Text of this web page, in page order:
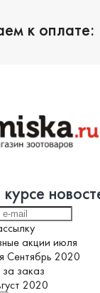
к оплате:
курсе
акции июля
Сентябрь 2020
заказ
2020